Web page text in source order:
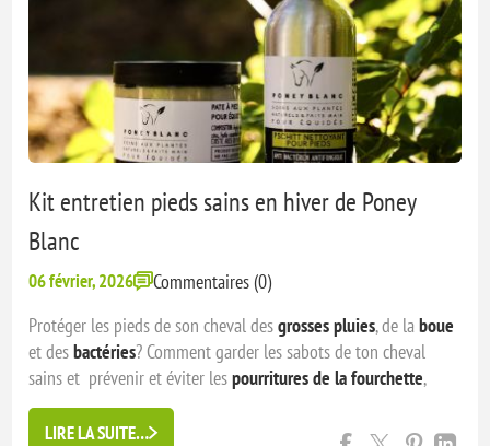
Kit entretien pieds sains en hiver de Poney
Blanc
06 février, 2026
Commentaires (0)
Protéger les pieds de son cheval desgrosses pluies, de laboue
et desbactéries? Comment garder les sabots de ton cheval
sains et prévenir et éviter lespourritures de la fourchette,
abcès et autre maladie du pied ? Cette technique vient du
royaume uni qui connait une météo très humide l’hiver et ...
LIRE LA SUITE…